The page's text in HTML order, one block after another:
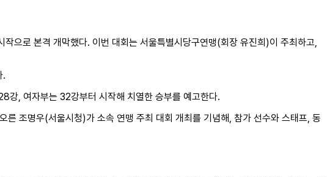
으로 본격 개막했다. 이번 대회는 서울특별시당구연맹(회장 유진희)이 주최하고,
.
강, 여자부는 32강부터 시작해 치열한 승부를 예고한다.
조명우(서울시청)가 소속 연맹 주최 대회 개최를 기념해, 참가 선수와 스태프, 동